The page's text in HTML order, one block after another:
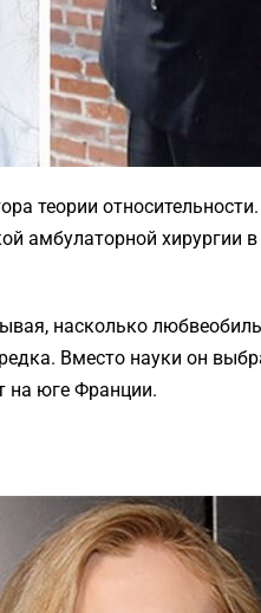
теории относительности.
амбулаторной хирургии
насколько
Вместо науки он
на юге Франции.